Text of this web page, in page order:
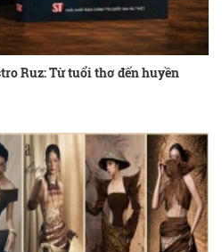
Ruz: Từ tuổi thơ đến huyền